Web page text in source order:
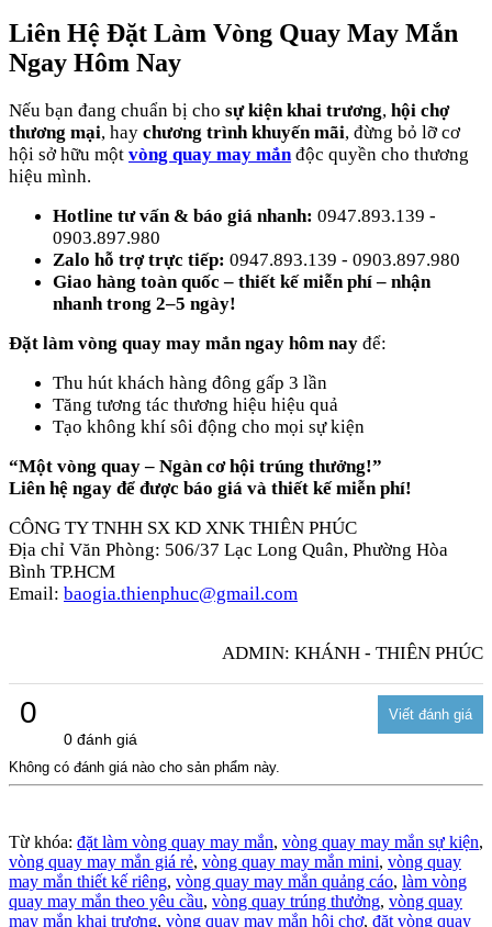
Liên Hệ Đặt Làm Vòng Quay May Mắn
Ngay Hôm Nay
Nếu bạn đang chuẩn bị cho sự kiện khai trương, hội chợ
thương mại, hay chương trình khuyến mãi, đừng bỏ lỡ cơ
hội sở hữu một vòng quay may mắnđộc quyền cho thương
hiệu mình.
Hotline tư vấn & báo giá nhanh: 0947.893.139 -
0903.897.980
Zalo hỗ trợ trực tiếp: 0947.893.139 - 0903.897.980
Giao hàng toàn quốc – thiết kế miễn phí – nhận
nhanh trong 2–5 ngày!
Đặt làm vòng quay may mắn ngay hôm nay để:
Thu hút khách hàng đông gấp 3 lần
Tăng tương tác thương hiệu hiệu quả
Tạo không khí sôi động cho mọi sự kiện
“Một vòng quay – Ngàn cơ hội trúng thưởng!”
Liên hệ ngay để được báo giá và thiết kế miễn phí!
CÔNG TY TNHH SX KD XNK THIÊN PHÚC
Địa chỉ Văn Phòng: 506/37 Lạc Long Quân, Phường Hòa
Bình TP.HCM
Email: baogia.thienphuc@gmail.com
ADMIN: KHÁNH - THIÊN PHÚC
0
0 đánh giá
Không có đánh giá nào cho sản phẩm này.
Từ khóa: đặt làm vòng quay may mắn, vòng quay may mắn sự kiện,
vòng quay may mắn giá rẻ, vòng quay may mắn mini, vòng quay
may mắn thiết kế riêng, vòng quay may mắn quảng cáo, làm vòng
quay may mắn theo yêu cầu, vòng quay trúng thưởng, vòng quay
may mắn khai trương, vòng quay may mắn hội chợ, đặt vòng quay